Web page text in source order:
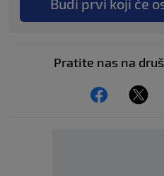
Budi prvi koji će
Pratite nas na